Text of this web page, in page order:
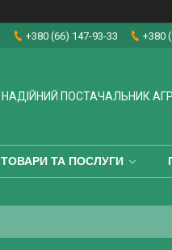
+380 (66) 147-93-33 +380
НАДІЙНИЙ ПОСТАЧАЛЬНИК
ТОВАРИ ТА ПОСЛУГИ